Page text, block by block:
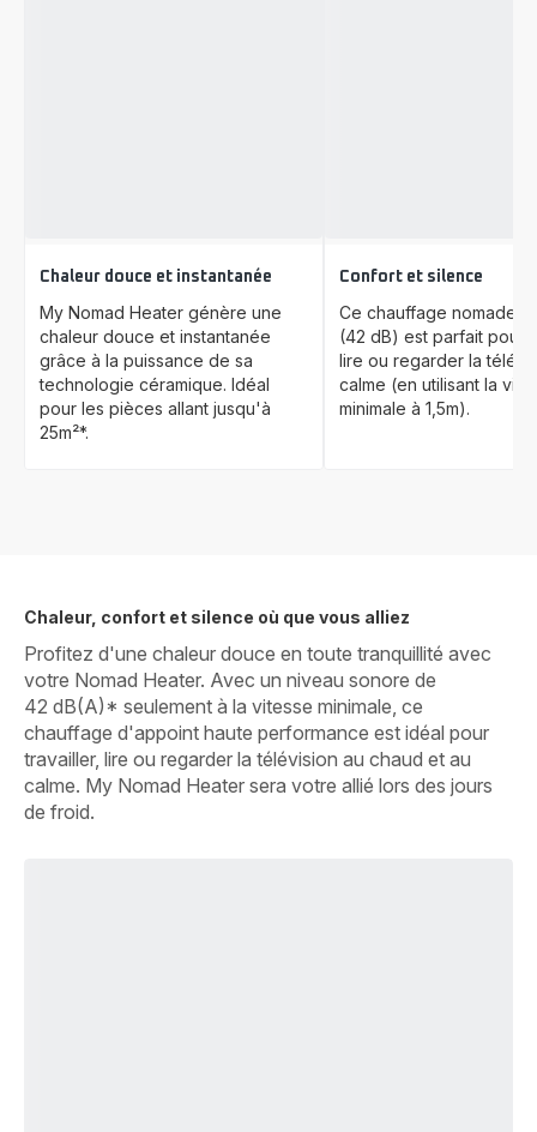
Chaleur douce et instantanée
My Nomad Heater génère une
chaleur douce et instantanée
grâce à la puissance de sa
technologie céramique. Idéal
pour les pièces allant jusqu'à
25m²*.
Confort et silence
Ce chauffage nomade
(42 dB) est parfait pour
lire ou regarder la
calme (en utilisant la
minimale à 1,5m).
Chaleur, confort et silence où que vous alliez
Profitez d'une chaleur douce en toute tranquillité avec
votre Nomad Heater. Avec un niveau sonore de
42 dB(A)* seulement à la vitesse minimale, ce
chauffage d'appoint haute performance est idéal pour
travailler, lire ou regarder la télévision au chaud et au
calme. My Nomad Heater sera votre allié lors des jours
de froid.